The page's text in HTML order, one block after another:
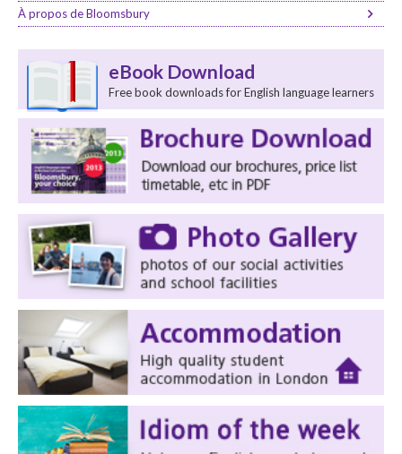
À propos de Bloomsbury
eBook Download
Free book downloads for English language learners